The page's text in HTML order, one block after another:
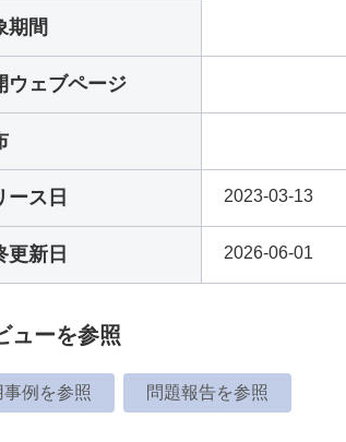
期間
ウェブページ
ース日 2023-03-13
更新日 2026-06-01
ューを参照
事例を参照 問題報告を参照